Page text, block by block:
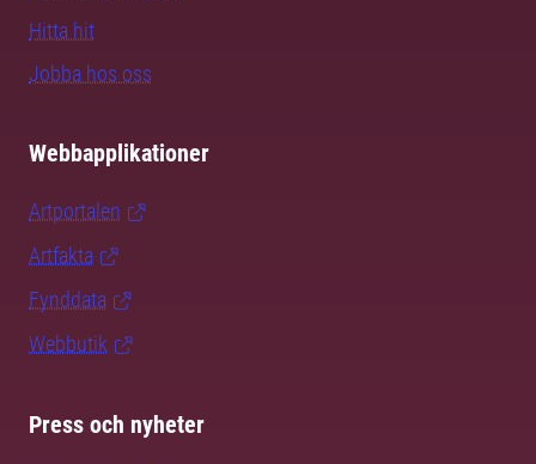
Hitta hit
Jobba hos oss
Webbapplikationer
Artportalen
Artfakta
Fynddata
Webbutik
Press och nyheter